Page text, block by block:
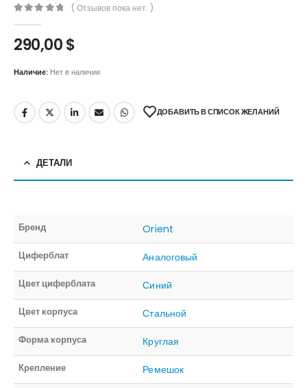
( Отзывов пока нет. )
290,00$
Наличие: Нет в наличии
ДОБАВИТЬ В СПИСОК ЖЕЛАНИЙ
ДЕТАЛИ
Бренд Orient
Циферблат Аналоговый
Цвет циферблата Синий
Цвет корпуса Стальной
Форма корпуса Круглая
Крепление Ремешок